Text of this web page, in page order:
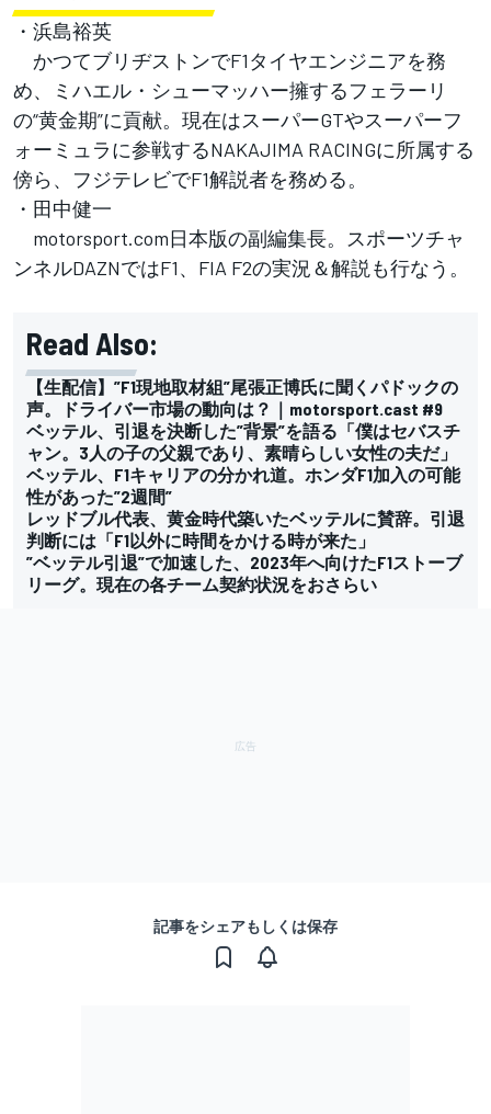
・浜島裕英
かつてブリヂストンでF1タイヤエンジニアを務
め、ミハエル・シューマッハー擁するフェラーリ
の“黄金期”に貢献。現在はスーパーGTやスーパーフ
ォーミュラに参戦するNAKAJIMA RACINGに所属する
傍ら、フジテレビでF1解説者を務める。
・田中健一
motorsport.com日本版の副編集長。スポーツチャ
ンネルDAZNではF1、FIA F2の実況＆解説も行なう。
Read Also:
【生配信】”F1現地取材組”尾張正博氏に聞くパドックの
声。ドライバー市場の動向は？｜motorsport.cast #9
ベッテル、引退を決断した”背景”を語る「僕はセバスチ
ャン。3人の子の父親であり、素晴らしい女性の夫だ」
ベッテル、F1キャリアの分かれ道。ホンダF1加入の可能
性があった”2週間”
レッドブル代表、黄金時代築いたベッテルに賛辞。引退
判断には「F1以外に時間をかける時が来た」
”ベッテル引退”で加速した、2023年へ向けたF1ストーブ
リーグ。現在の各チーム契約状況をおさらい
記事をシェアもしくは保存